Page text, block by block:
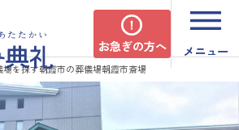
お急ぎの方へ メニュー
場を探す朝霞市の葬儀場朝霞市斎場